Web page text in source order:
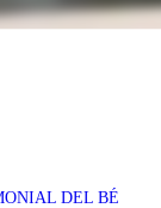
DEL BÉ